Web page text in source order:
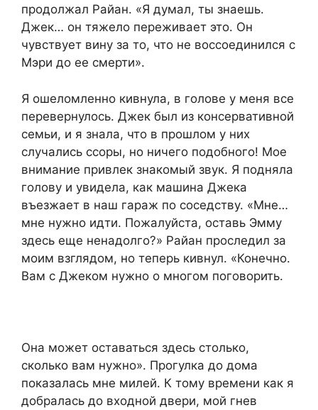
продолжал Райан. «Я думал, ты знаешь.
Джек… он тяжело переживает это. Он
чувствует вину за то, что не воссоединился с
Мэри до ее смерти».
Я ошеломленно кивнула, в голове у меня все
перевернулось. Джек был из консервативной
семьи, и я знала, что в прошлом у них
случались ссоры, но ничего подобного! Мое
внимание привлек знакомый звук. Я подняла
голову и увидела, как машина Джека
въезжает в наш гараж по соседству. «Мне…
мне нужно идти. Пожалуйста, оставь Эмму
здесь еще ненадолго?» Райан проследил за
моим взглядом, но теперь кивнул. «Конечно.
Вам с Джеком нужно о многом поговорить.
Она может оставаться здесь столько,
сколько вам нужно». Прогулка до дома
показалась мне милей. К тому времени как я
добралась до входной двери, мой гнев